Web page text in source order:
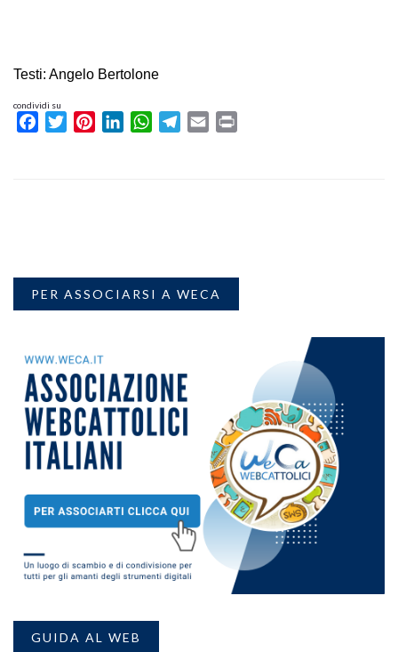
Testi: Angelo Bertolone
condividi su
FacebookTwitterPinterestLinkedInWhatsAppTelegram
Email
PER ASSOCIARSI A WECA
GUIDA AL WEB